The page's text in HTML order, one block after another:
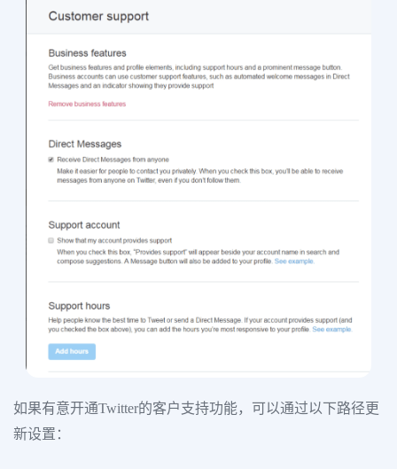
如果有意开通Twitter的客户支持功能，可以通过以下路径更
新设置：